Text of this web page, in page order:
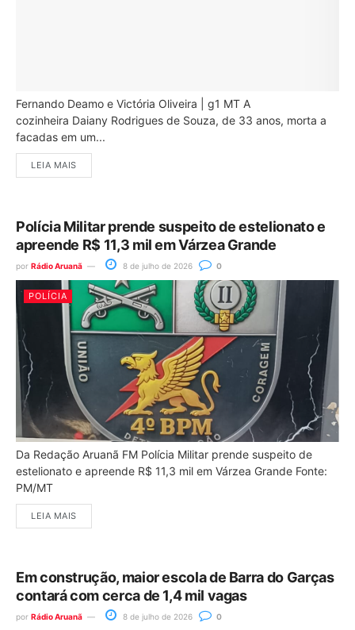
Fernando Deamo e Victória Oliveira | g1 MT A
cozinheira Daiany Rodrigues de Souza, de 33 anos, morta a
facadas em um...
LEIA MAIS
Polícia Militar prende suspeito de estelionato e
apreende R$ 11,3 mil em Várzea Grande
por Rádio Aruanã 8 de julho de 2026 0
POLÍCIA
Da Redação Aruanã FM Polícia Militar prende suspeito de
estelionato e apreende R$ 11,3 mil em Várzea Grande Fonte:
PM/MT
LEIA MAIS
Em construção, maior escola de Barra do Garças
contará com cerca de 1,4 mil vagas
por Rádio Aruanã 8 de julho de 2026 0